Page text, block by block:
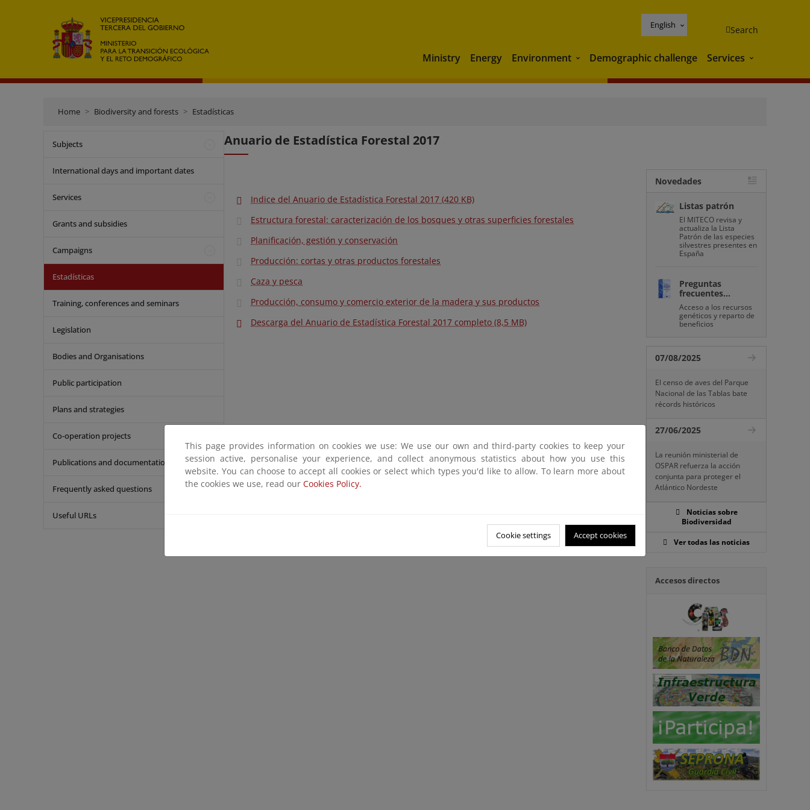
English Search
Ministry Energy Environment Environment
Demographic challenge Services Services
Home Biodiversity and forests Estadísticas
Subjects
International days and important dates
Services
Grants and subsidies
Campaigns
Estadísticas
Training, conferences and seminars
Legislation
Bodies and Organisations
Public participation
Plans and strategies
Co-operation projects
Publications and documentation
Frequently asked questions
Useful URLs
Anuario de Estadística Forestal 2017
Indice del Anuario de Estadística Forestal 2017 (420 KB)
Estructura forestal: caracterización de los bosques y otras superficies forestales
Planificación, gestión y conservación
Producción: cortas y otras productos forestales
Caza y pesca
Producción, consumo y comercio exterior de la madera y sus productos
Descarga del Anuario de Estadística Forestal 2017 completo (8,5 MB)
Novedades
Listas patrón
El MITECO revisa y
actualiza la Lista
Patrón de las especies
silvestres presentes en
España
Preguntas
frecuentes...
Acceso a los recursos
genéticos y reparto de
beneficios
07/08/2025
El censo de aves del Parque
Nacional de las Tablas bate
récords históricos
27/06/2025
La reunión ministerial de
OSPAR refuerza la acción
conjunta para proteger el
Atlántico Nordeste
Noticias sobre
Biodiversidad
Ver todas las noticias
Accesos directos
This page provides information on cookies we use: We use our own and third-party cookies to keep your
session active, personalise your experience, and collect anonymous statistics about how you use this
website. You can choose to accept all cookies or select which types you'd like to allow. To learn more about
the cookies we use, read our Cookies Policy.
Cookie settings Accept cookies